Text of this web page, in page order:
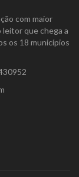
com maior
leitor que chega a
os 18 municípios